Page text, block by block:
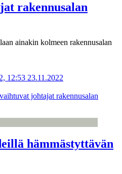
rakennusalan
ainakin kolmeen rakennusalan
12:53 23.11.2022
johtajat rakennusalan
hämmästyttävän